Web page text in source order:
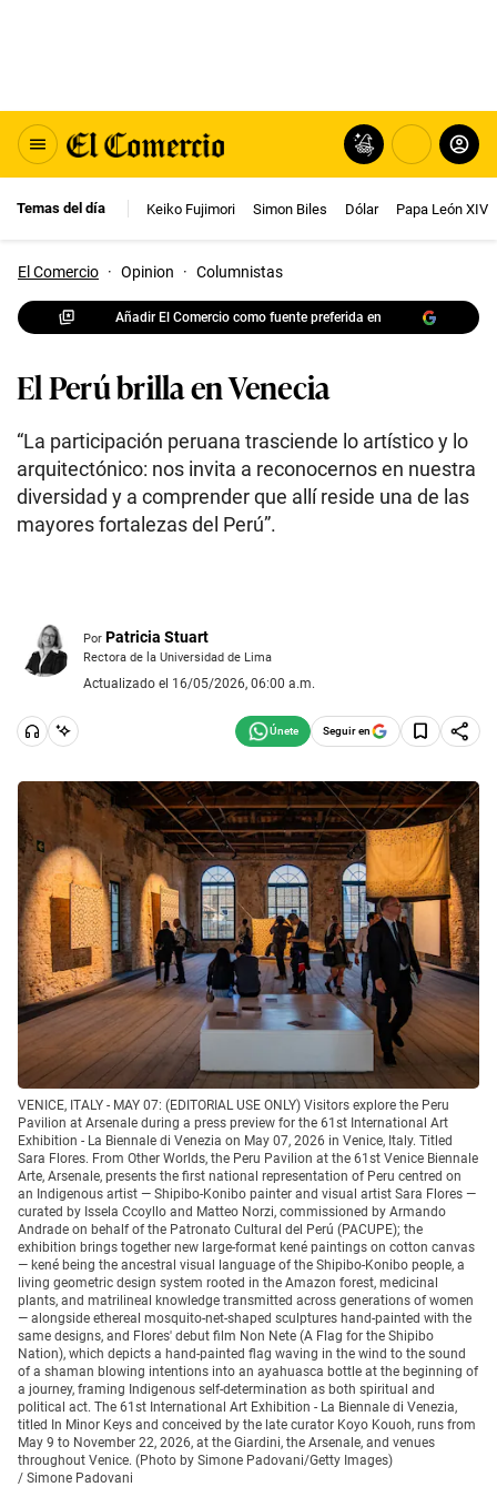
Temas del día Keiko Fujimori Simon Biles Dólar Papa León XIV
El Comercio · Opinion · Columnistas
Añadir El Comercio como fuente preferida en
El Perú brilla en Venecia
“La participación peruana trasciende lo artístico y lo
arquitectónico: nos invita a reconocernos en nuestra
diversidad y a comprender que allí reside una de las
mayores fortalezas del Perú”.
Por Patricia Stuart
Rectora de la Universidad de Lima
Actualizado el 16/05/2026, 06:00 a.m.
Seguir en
VENICE, ITALY - MAY 07: (EDITORIAL USE ONLY) Visitors explore the Peru
Pavilion at Arsenale during a press preview for the 61st International Art
Exhibition - La Biennale di Venezia on May 07, 2026 in Venice, Italy. Titled
Sara Flores. From Other Worlds, the Peru Pavilion at the 61st Venice Biennale
Arte, Arsenale, presents the first national representation of Peru centred on
an Indigenous artist — Shipibo-Konibo painter and visual artist Sara Flores —
curated by Issela Ccoyllo and Matteo Norzi, commissioned by Armando
Andrade on behalf of the Patronato Cultural del Perú (PACUPE); the
exhibition brings together new large-format kené paintings on cotton canvas
— kené being the ancestral visual language of the Shipibo-Konibo people, a
living geometric design system rooted in the Amazon forest, medicinal
plants, and matrilineal knowledge transmitted across generations of women
— alongside ethereal mosquito-net-shaped sculptures hand-painted with the
same designs, and Flores' debut film Non Nete (A Flag for the Shipibo
Nation), which depicts a hand-painted flag waving in the wind to the sound
of a shaman blowing intentions into an ayahuasca bottle at the beginning of
a journey, framing Indigenous self-determination as both spiritual and
political act. The 61st International Art Exhibition - La Biennale di Venezia,
titled In Minor Keys and conceived by the late curator Koyo Kouoh, runs from
May 9 to November 22, 2026, at the Giardini, the Arsenale, and venues
throughout Venice. (Photo by Simone Padovani/Getty Images)
/ Simone Padovani